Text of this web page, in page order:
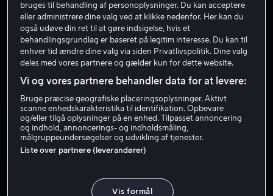
Autumn Reeser
Skuespiller Gæst
bruges til behandling af personoplysninger. Du kan acceptere
eller administrere dine valg ved at klikke nedenfor. Her kan du
også udøve din ret til at gøre indsigelse, hvis et
behandlingsgrundlag er baseret på legitim interesse. Du kan til
enhver tid ændre dine valg via siden Privatlivspolitik. Dine valg
deles med vores partnere og gælder kun for dette website.
Vi og vores partnere behandler data for at levere:
Bruge præcise geografiske placeringsoplysninger. Aktivt
scanne enhedskarakteristika til identifikation. Opbevare
og/eller tilgå oplysninger på en enhed. Tilpasset annoncering
og indhold, annoncerings- og indholdsmåling,
målgruppeundersøgelser og udvikling af tjenester.
Liste over partnere (leverandører)
Vis formål